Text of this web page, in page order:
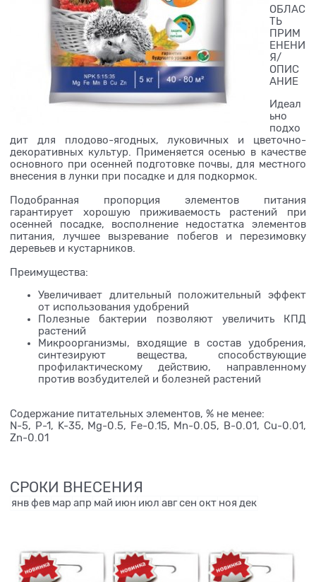
ОБЛАС
ТЬ
ПРИМ
ЕНЕНИ
Я/
ОПИС
АНИЕ
Идеал
ьно
подхо
дит для плодово-ягодных, луковичных и цветочно-
декоративных культур. Применяется осенью в качестве
основного при осенней подготовке почвы, для местного
внесения в лунки при посадке и для подкормок.
Подобранная пропорция элементов питания
гарантирует хорошую приживаемость растений при
осенней посадке, восполнение недостатка элементов
питания, лучшее вызревание побегов и перезимовку
деревьев и кустарников.
Преимущества:
Увеличивает длительный положительный эффект
от использования удобрений
Полезные бактерии позволяют увеличить КПД
растений
Микроорганизмы, входящие в состав удобрения,
синтезируют вещества, способствующие
профилактическому действию, направленному
против возбудителей и болезней растений
Содержание питательных элементов, % не менее:
N-5, P-1, K-35, Mg-0.5, Fe-0.15, Mn-0.05, В-0.01, Cu-0.01,
Zn-0.01
СРОКИ ВНЕСЕНИЯ
янв фев мар апр май июн июл авгсен окт ноя дек